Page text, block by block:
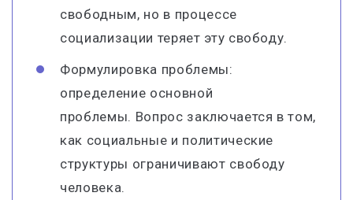
свободным, но в процессе
социализации теряет эту свободу.
Формулировка проблемы:
определение основной
проблемы. Вопрос заключается в том,
как социальные и политические
структуры ограничивают свободу
человека.